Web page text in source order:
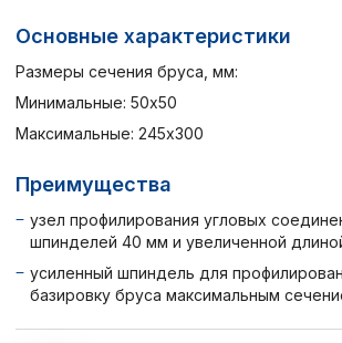
Основные характеристики
Размеры сечения бруса, мм:
Минимальные: 50х50
Максимальные: 245х300
Преимущества
узел профилирования угловых
шпинделей 40 мм и увеличенной
усиленный шпиндель для
базировку бруса максимальным